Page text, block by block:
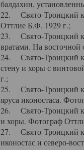
балдахин,
22. Свято-Троицкий
Оттлие Б.Ф. 1929 г.;
23. Свято-Троицкий
вратами. На
24. Свято-Троицкий
стену и хоры с
г.;
25. Свято-Троицкий
яруса иконостаса.
26. Свято-Троицкий
и хоры. Фотограф
27. Свято-Троицкий
иконостас и северо-